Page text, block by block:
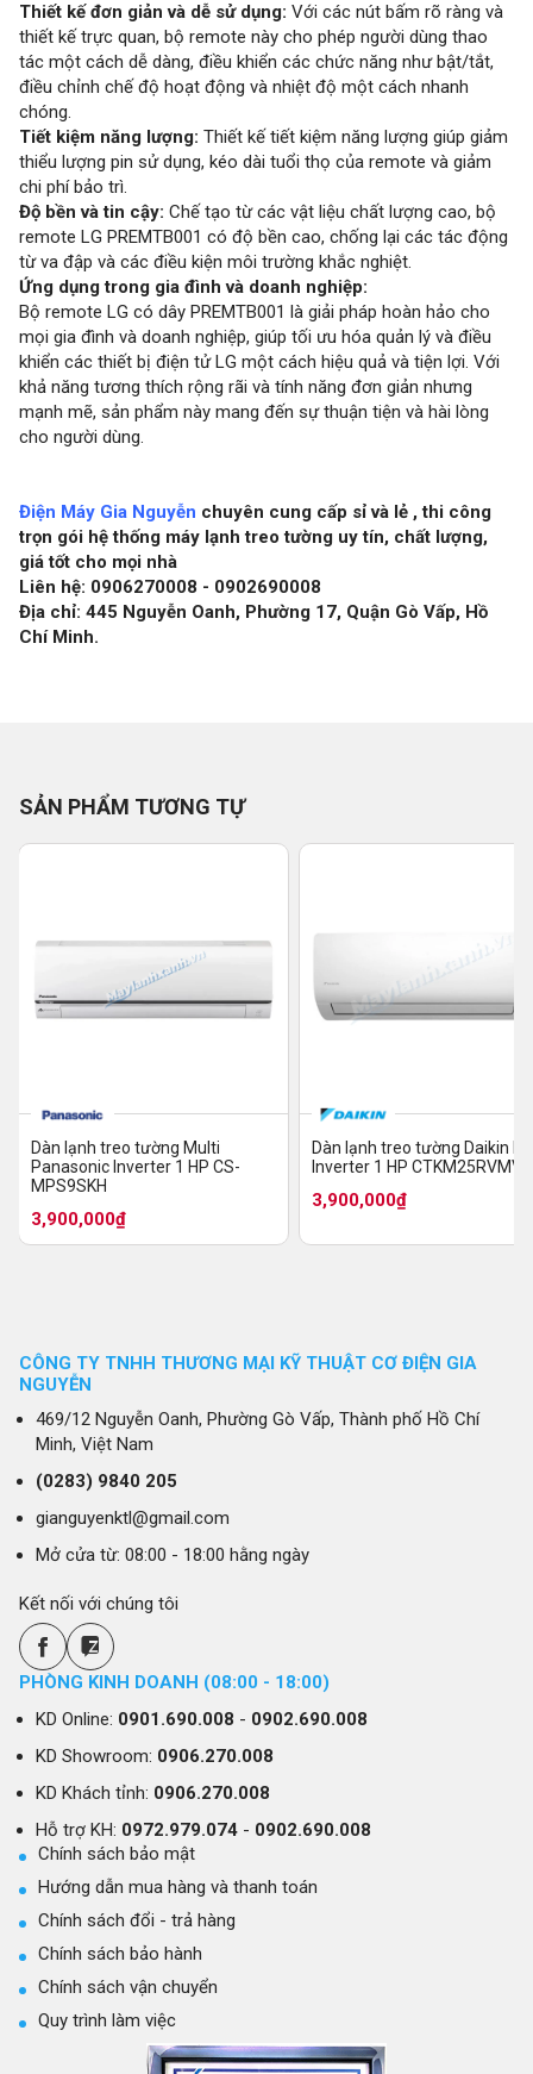
Thiết kế đơn giản và dễ sử dụng: Với các nút bấm rõ ràng và
thiết kế trực quan, bộ remote này cho phép người dùng thao
tác một cách dễ dàng, điều khiển các chức năng như bật/tắt,
điều chỉnh chế độ hoạt động và nhiệt độ một cách nhanh
chóng.
Tiết kiệm năng lượng: Thiết kế tiết kiệm năng lượng giúp giảm
thiểu lượng pin sử dụng, kéo dài tuổi thọ của remote và giảm
chi phí bảo trì.
Độ bền và tin cậy: Chế tạo từ các vật liệu chất lượng cao, bộ
remote LG PREMTB001 có độ bền cao, chống lại các tác động
từ va đập và các điều kiện môi trường khắc nghiệt.
Ứng dụng trong gia đình và doanh nghiệp:
Bộ remote LG có dây PREMTB001 là giải pháp hoàn hảo cho
mọi gia đình và doanh nghiệp, giúp tối ưu hóa quản lý và điều
khiển các thiết bị điện tử LG một cách hiệu quả và tiện lợi. Với
khả năng tương thích rộng rãi và tính năng đơn giản nhưng
mạnh mẽ, sản phẩm này mang đến sự thuận tiện và hài lòng
cho người dùng.
Điện Máy Gia Nguyễn chuyên cung cấp sỉ và lẻ , thi công
trọn gói hệ thống máy lạnh treo tường uy tín, chất lượng,
giá tốt cho mọi nhà
Liên hệ: 0906270008 - 0902690008
Địa chỉ: 445 Nguyễn Oanh, Phường 17, Quận Gò Vấp, Hồ
Chí Minh.
SẢN PHẨM TƯƠNG TỰ
Dàn lạnh treo tường Multi
Panasonic Inverter 1 HP CS-
MPS9SKH
3,900,000₫
Dàn lạnh treo tường Daikin
Inverter 1 HP CTKM25RVMV
3,900,000₫
CÔNG TY TNHH THƯƠNG MẠI KỸ THUẬT CƠ ĐIỆN GIA
NGUYỄN
469/12 Nguyễn Oanh, Phường Gò Vấp, Thành phố Hồ Chí
Minh, Việt Nam
(0283) 9840 205
gianguyenktl@gmail.com
Mở cửa từ: 08:00 - 18:00 hằng ngày
Kết nối với chúng tôi
PHÒNG KINH DOANH (08:00 - 18:00)
KD Online: 0901.690.008 - 0902.690.008
KD Showroom: 0906.270.008
KD Khách tỉnh: 0906.270.008
Hỗ trợ KH: 0972.979.074- 0902.690.008
Chính sách bảo mật
Hướng dẫn mua hàng và thanh toán
Chính sách đổi - trả hàng
Chính sách bảo hành
Chính sách vận chuyển
Quy trình làm việc